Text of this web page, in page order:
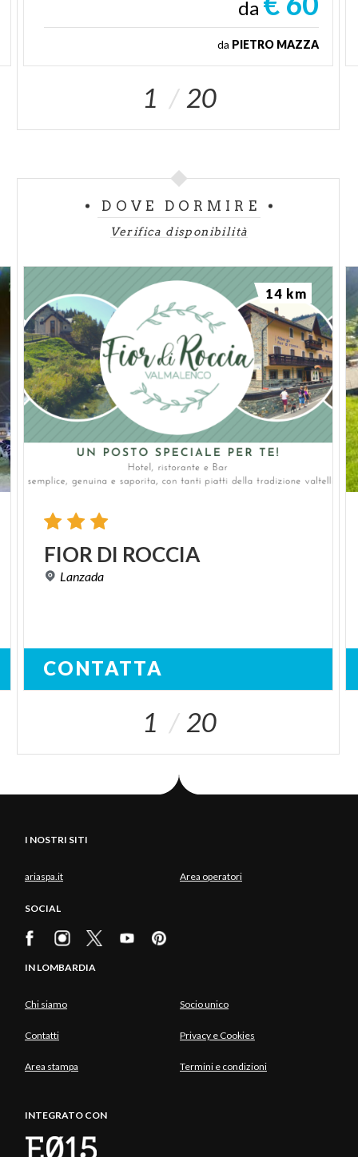
da
da PIETRO MAZZA
1 20
DOVE DORMIRE
Verifica disponibilità
FIOR DI ROCCIA
Lanzada
CONTATTA
14 km
1 20
I NOSTRI SITI
ariaspa.it Area operatori
SOCIAL
IN LOMBARDIA
Chi siamo Socio unico
Contatti Privacy e Cookies
Area stampa Termini e condizioni
INTEGRATO CON